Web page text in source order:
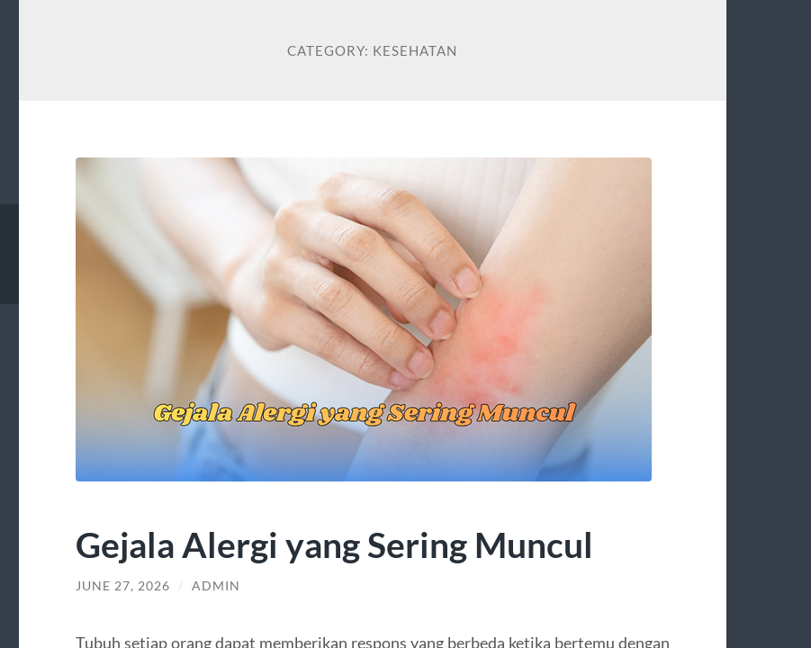
CATEGORY: KESEHATAN
Gejala Alergi yang Sering Muncul
JUNE 27, 2026 / ADMIN
Tubuh setiap orang dapat memberikan respons yang berbeda ketika bertemu dengan